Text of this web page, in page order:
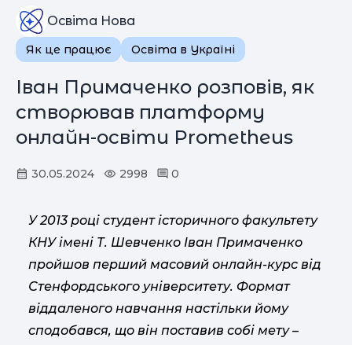
Освіта Нова
Як це працює Освіта в Україні
Іван Примаченко розповів, як
створював платформу
онлайн-освіти Prometheus
30.05.2024 2998 0
У 2013 році студент історичного факультету
КНУ імені Т. Шевченко Іван Примаченко
пройшов перший масовий онлайн-курс від
Стенфордського університету. Формат
віддаленого навчання настільки йому
сподобався, що він поставив собі мету –